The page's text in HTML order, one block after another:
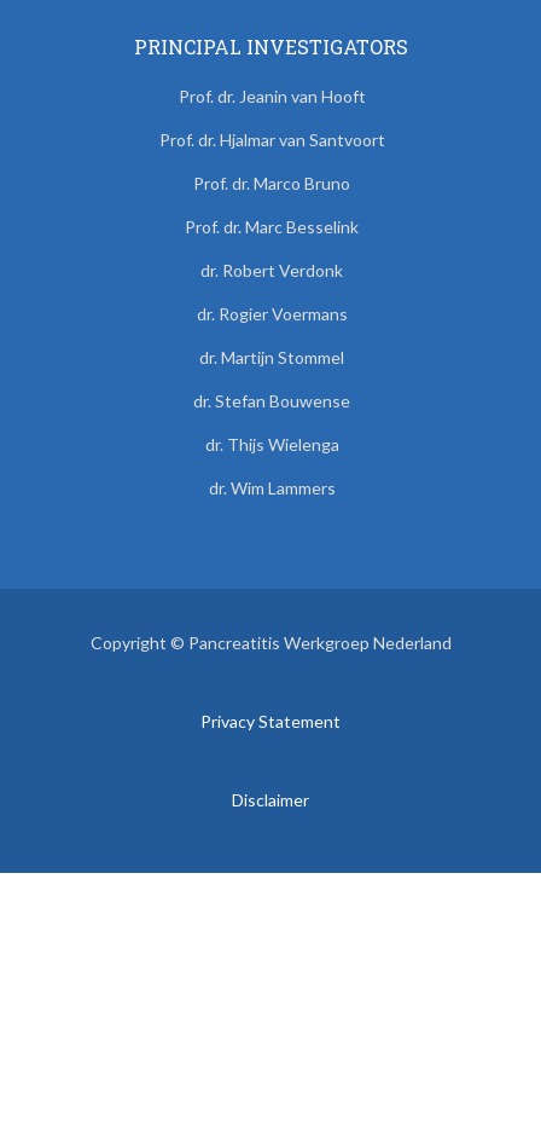
PRINCIPAL INVESTIGATORS
Prof. dr. Jeanin van Hooft
Prof. dr. Hjalmar van Santvoort
Prof. dr. Marco Bruno
Prof. dr. Marc Besselink
dr. Robert Verdonk
dr. Rogier Voermans
dr. Martijn Stommel
dr. Stefan Bouwense
dr. Thijs Wielenga
dr. Wim Lammers
Copyright © Pancreatitis Werkgroep Nederland
Privacy Statement
Disclaimer